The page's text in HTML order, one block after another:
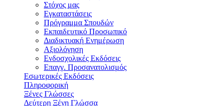
Στόχος μας
Εγκαταστάσεις
Πρόγραμμα Σπουδών
Εκπαιδευτικό Προσωπικό
Διαδικτυακή Ενημέρωση
Αξιολόγηση
Ενδοσχολικές Εκδόσεις
Επαγγ. Προσανατολισμός
Εσωτερικές Εκδόσεις
Πληροφορική
Ξένες Γλώσσες
Δεύτερη Ξένη Γλώσσα